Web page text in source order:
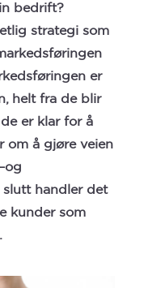
bedrift?
strategi som
er
helt fra de blir
er klar for å
om å gjøre veien
slutt handler det
kunder som